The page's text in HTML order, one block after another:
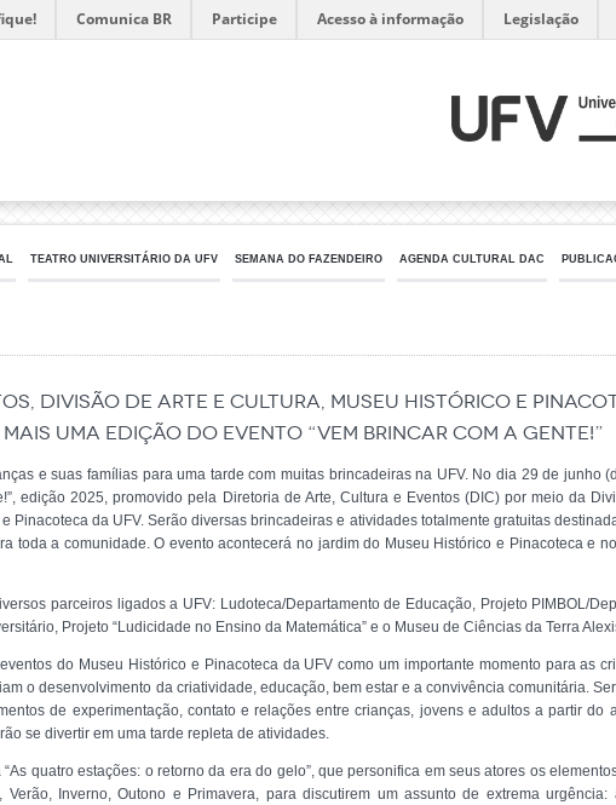
Comunica BR Participe Acesso à informação Legislação
TEATRO UNIVERSITÁRIO DA UFV SEMANA DO FAZENDEIRO AGENDA CULTURAL DAC
Divisão de Arte e Cultura, Museu Histórico e
uma edição do evento “Vem brincar com a gente!”
e suas famílias para uma tarde com muitas brincadeiras na UFV. No dia 29 de junho
edição 2025, promovido pela Diretoria de Arte, Cultura e Eventos (DIC) por meio da
Pinacoteca da UFV. Serão diversas brincadeiras e atividades totalmente gratuitas
toda a comunidade. O evento acontecerá no jardim do Museu Histórico e Pinacoteca e
parceiros ligados a UFV: Ludoteca/Departamento de Educação, Projeto PIMBOL/
Projeto “Ludicidade no Ensino da Matemática” e o Museu de Ciências da Terra
do Museu Histórico e Pinacoteca da UFV como um importante momento para as
o desenvolvimento da criatividade, educação, bem estar e a convivência comunitária.
de experimentação, contato e relações entre crianças, jovens e adultos a partir do
se divertir em uma tarde repleta de atividades.
quatro estações: o retorno da era do gelo”, que personifica em seus atores os
Inverno, Outono e Primavera, para discutirem um assunto de extrema urgência: